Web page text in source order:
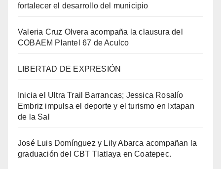
fortalecer el desarrollo del municipio
Valeria Cruz Olvera acompaña la clausura del
COBAEM Plantel 67 de Aculco
LIBERTAD DE EXPRESIÓN
Inicia el Ultra Trail Barrancas; Jessica Rosalío
Embriz impulsa el deporte y el turismo en Ixtapan
de la Sal
José Luis Domínguez y Lily Abarca acompañan la
graduación del CBT Tlatlaya en Coatepec.